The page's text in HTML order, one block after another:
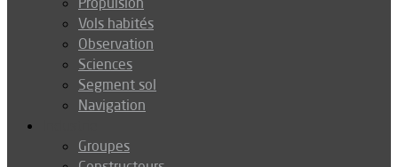
Vols habités
Observation
Sciences
Segment sol
Navigation
Groupes